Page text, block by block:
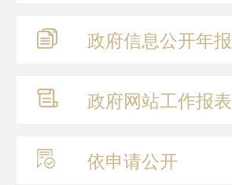
政府信息公开年报
政府网站工作报表
依申请公开